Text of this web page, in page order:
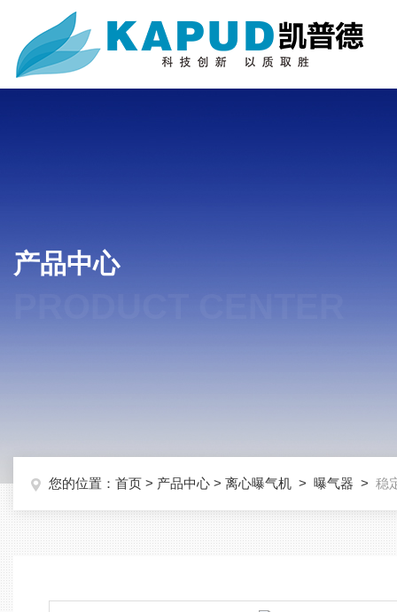
产品中心
您的位置： 首页 > 产品中心 > 离心曝气机 > 曝气器 > 稳